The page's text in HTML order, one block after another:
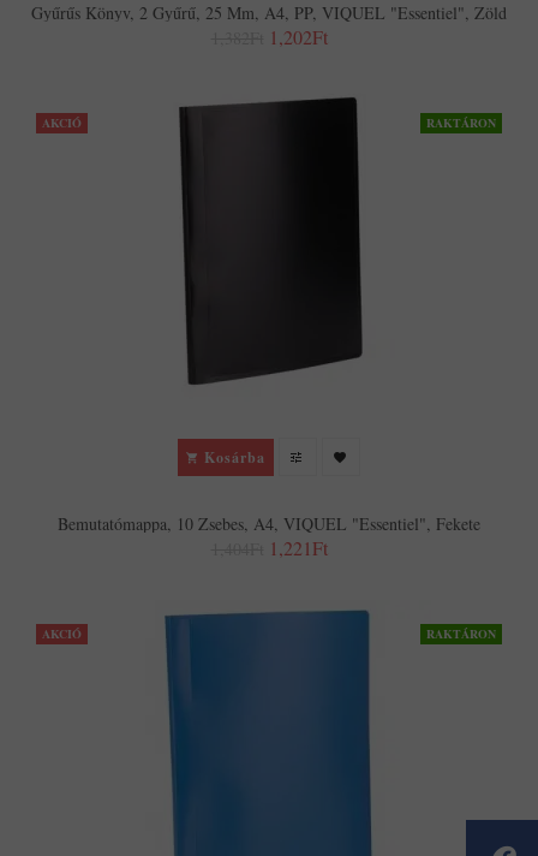
Gyűrűs Könyv, 2 Gyűrű, 25 Mm, A4, PP, VIQUEL "Essentiel", Zöld
1,202Ft
AKCIÓ RAKTÁRON
Kosárba
Bemutatómappa, 10 Zsebes, A4, VIQUEL "Essentiel", Fekete
1,221Ft
AKCIÓ RAKTÁRON